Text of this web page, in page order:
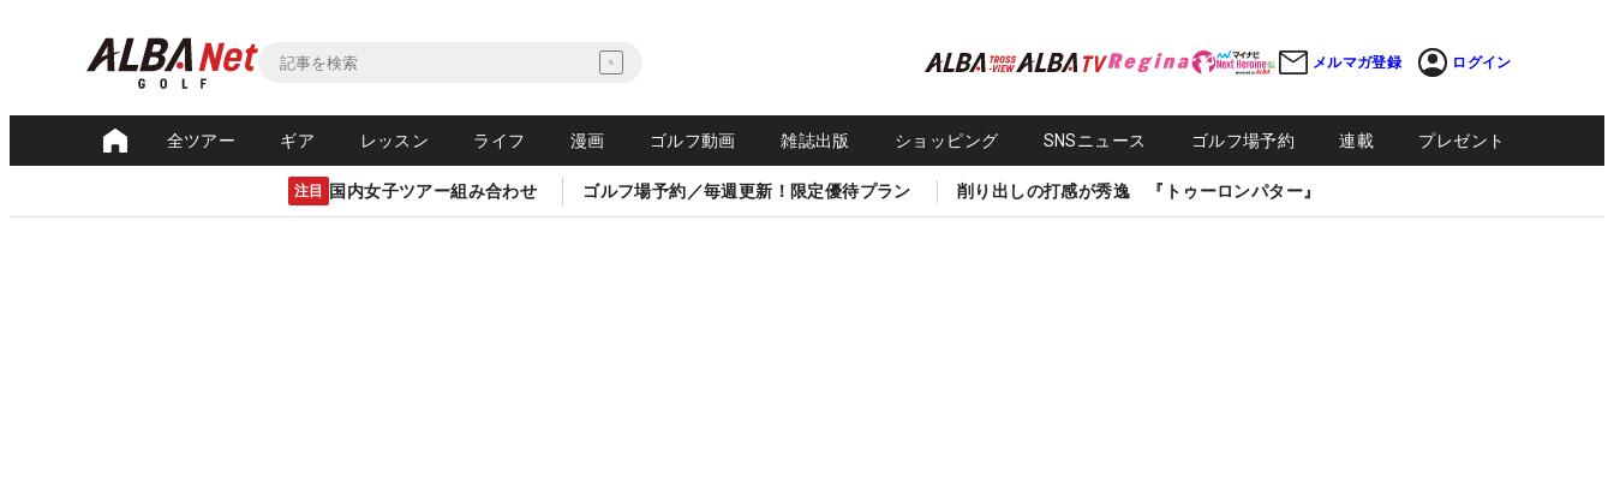
メルマガ登録 ログイン
全ツアー ギア レッスン ライフ 漫画 ゴルフ動画 雑誌出版 ショッピング SNSニュース ゴルフ場予約 連載 プレゼント
注目 国内女子ツアー組み合わせ ゴルフ場予約／毎週更新！限定優待プラン 削り出しの打感が秀逸 『トゥーロンパター』